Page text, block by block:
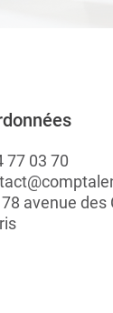
77 03 70
avenue des